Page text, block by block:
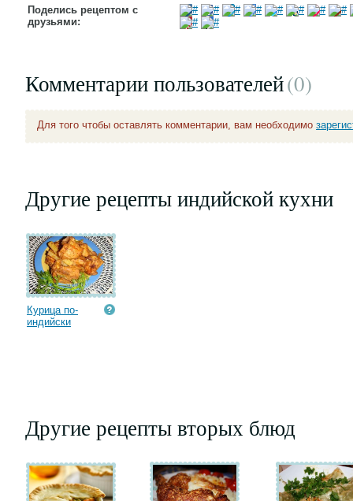
Поделись рецептом с
друзьями:
Комментарии пользователей(0)
Для того чтобы оставлять комментарии, вам необходимо
Другие рецепты индийской кухни
Курица по-
индийски
Другие рецепты вторых блюд